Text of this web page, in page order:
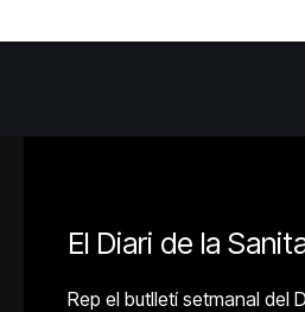
El Diari de la
Rep el butlletí setmanal del